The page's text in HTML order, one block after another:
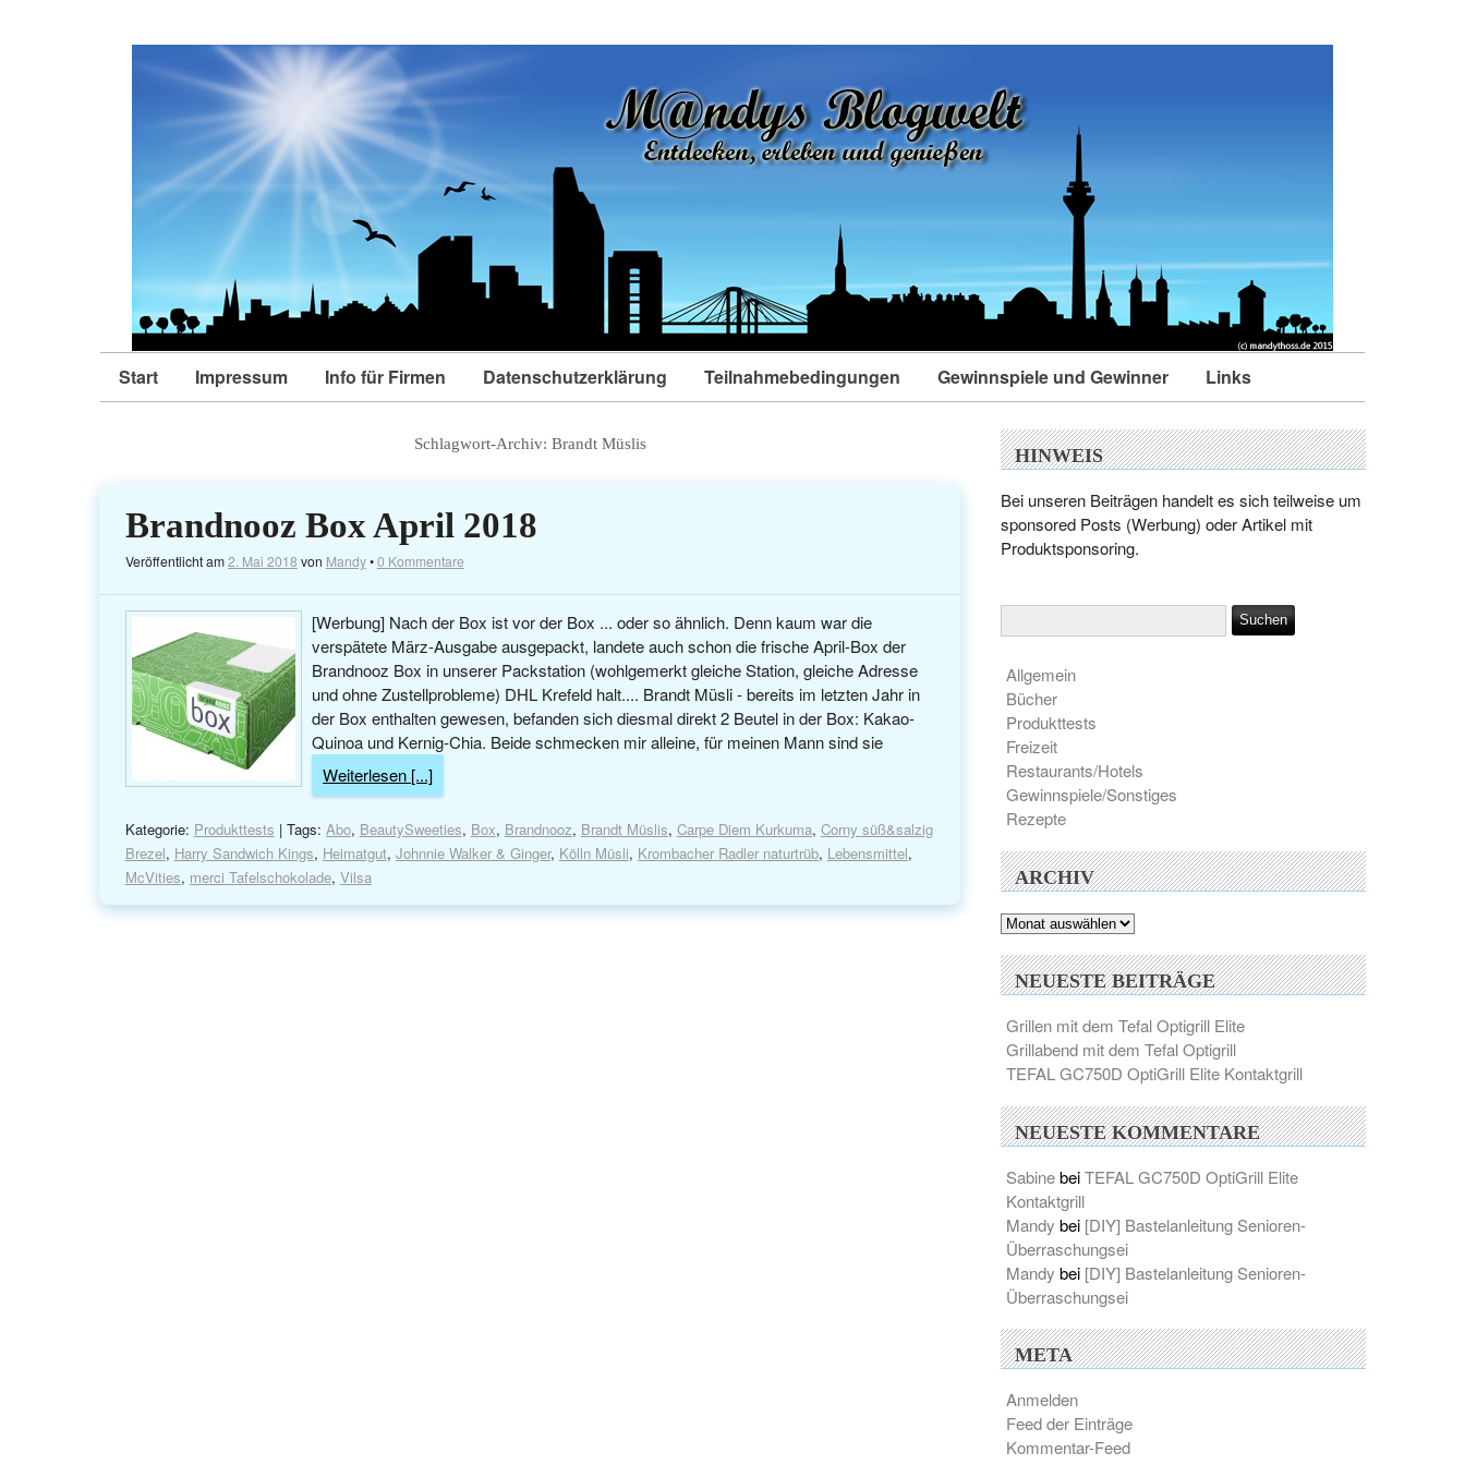
Start Impressum Info für Firmen Datenschutzerklärung Teilnahmebedingungen Gewinnspiele und Gewinner Links
Schlagwort-Archiv: Brandt Müslis
Brandnooz Box April 2018
Veröffentlicht am2. Mai 2018 von Mandy•0 Kommentare
[Werbung] Nach der Box ist vor der Box ... oder so ähnlich. Denn kaum war die
verspätete März-Ausgabe ausgepackt, landete auch schon die frische April-Box der
Brandnooz Box in unserer Packstation (wohlgemerkt gleiche Station, gleiche Adresse
und ohne Zustellprobleme) DHL Krefeld halt.... Brandt Müsli - bereits im letzten Jahr in
der Box enthalten gewesen, befanden sich diesmal direkt 2 Beutel in der Box: Kakao-
Quinoa und Kernig-Chia. Beide schmecken mir alleine, für meinen Mann sind sie
Weiterlesen [...]
Kategorie: Produkttests | Tags: Abo, BeautySweeties, Box, Brandnooz, Brandt Müslis, Carpe Diem Kurkuma, Corny süß&salzig
Brezel, Harry Sandwich Kings, Heimatgut, Johnnie Walker & Ginger, Kölln Müsli, Krombacher Radler naturtrüb, Lebensmittel,
McVities, merci Tafelschokolade, Vilsa
HINWEIS
Bei unseren Beiträgen handelt es sich teilweise um
sponsored Posts (Werbung) oder Artikel mit
Produktsponsoring.
Allgemein
Bücher
Produkttests
Freizeit
Restaurants/Hotels
Gewinnspiele/Sonstiges
Rezepte
ARCHIV
Archiv
NEUESTE BEITRÄGE
Grillen mit dem Tefal Optigrill Elite
Grillabend mit dem Tefal Optigrill
TEFAL GC750D OptiGrill Elite Kontaktgrill
NEUESTE KOMMENTARE
SabinebeiTEFAL GC750D OptiGrill Elite
Kontaktgrill
Mandy bei [DIY] Bastelanleitung Senioren-
Überraschungsei
Mandy bei [DIY] Bastelanleitung Senioren-
Überraschungsei
META
Anmelden
Feed der Einträge
Kommentar-Feed